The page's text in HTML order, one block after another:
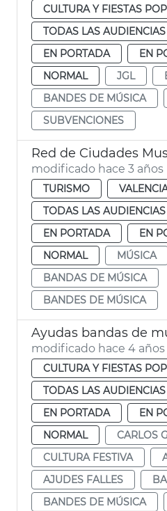
CULTURA Y FIESTAS
TODAS LAS AUDIENCIAS
EN PORTADA
EN
NORMAL
JGL
BANDES DE MÚSICA
SUBVENCIONES
Red de Ciudades
modificado hace 3 años
TURISMO
TODAS LAS AUDIENCIAS
EN PORTADA
EN
NORMAL
MÚSICA
BANDAS DE MÚSICA
BANDES DE MÚSICA
modificado hace 4 años
CULTURA Y FIESTAS
TODAS LAS AUDIENCIAS
EN PORTADA
EN
NORMAL
CARLOS
CULTURA FESTIVA
AJUDES FALLES
BANDES DE MÚSICA